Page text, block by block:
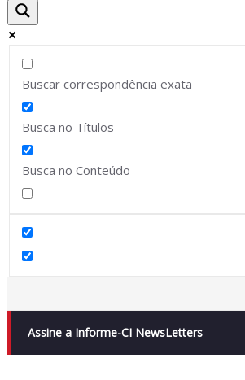
Buscar correspondência exata
Busca no Títulos
Busca no Conteúdo
Assine a Informe-CI NewsLetters